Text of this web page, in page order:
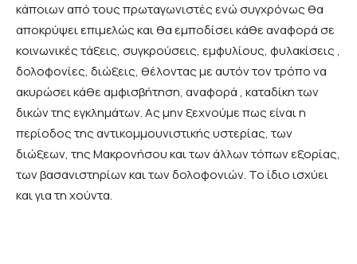
κάποιων από τους πρωταγωνιστές ενώ συγχρόνως θα
αποκρύψει επιμελώς και θα εμποδίσει κάθε αναφορά σε
κοινωνικές τάξεις, συγκρούσεις, εμφυλίους, φυλακίσεις ,
δολοφονίες, διώξεις, θέλοντας με αυτόν τον τρόπο να
ακυρώσει κάθε αμφισβήτηση, αναφορά , καταδίκη των
δικών της εγκλημάτων. Ας μην ξεχνούμε πως είναι η
περίοδος της αντικομμουνιστικής υστερίας, των
διώξεων, της Μακρονήσου και των άλλων τόπων εξορίας,
των βασανιστηρίων και των δολοφονιών. Το ίδιο ισχύει
και για τη χούντα.